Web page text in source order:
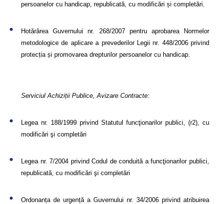
persoanelor cu handicap, republicată, cu modificări și completări.
Hotărârea Guvernului nr. 268/2007 pentru aprobarea Normelor
metodologice de aplicare a prevederilor Legii nr. 448/2006 privind
protecția și promovarea drepturilor persoanelor cu handicap.
Serviciul Achiziții Publice, Avizare Contracte:
Legea nr. 188/1999 privind Statutul funcţionarilor publici, (r2), cu
modificări şi completări
Legea nr. 7/2004 privind Codul de conduită a funcţionarilor publici,
republicată, cu modificări şi completări
Ordonanța de urgență a Guvernului nr. 34/2006 privind atribuirea